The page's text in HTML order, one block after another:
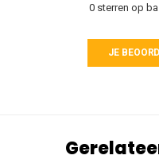
0 sterren op
JE